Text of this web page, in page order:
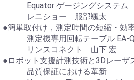
Equator ゲージングシステム
レニショー 服部颯太
●簡単取付け，測定時間の短縮・効
測定機専用回転テーブル EA-
リンスコネクト 山下 宏
●ロボット支援計測技術と3Dレーザ
品質保証における革新